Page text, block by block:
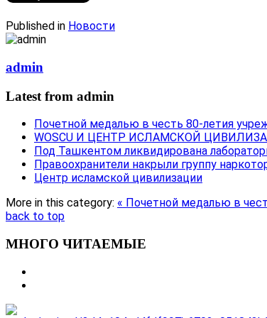
Published in Новости
admin
Latest from admin
Почетной медалью в честь 80-летия
WOSCU И ЦЕНТР ИСЛАМСКОЙ
Под Ташкентом ликвидирована
Правоохранители накрыли группу
Центр исламской цивилизации
More in this category: « Почетной медалью в
back to top
МНОГО ЧИТАЕМЫЕ